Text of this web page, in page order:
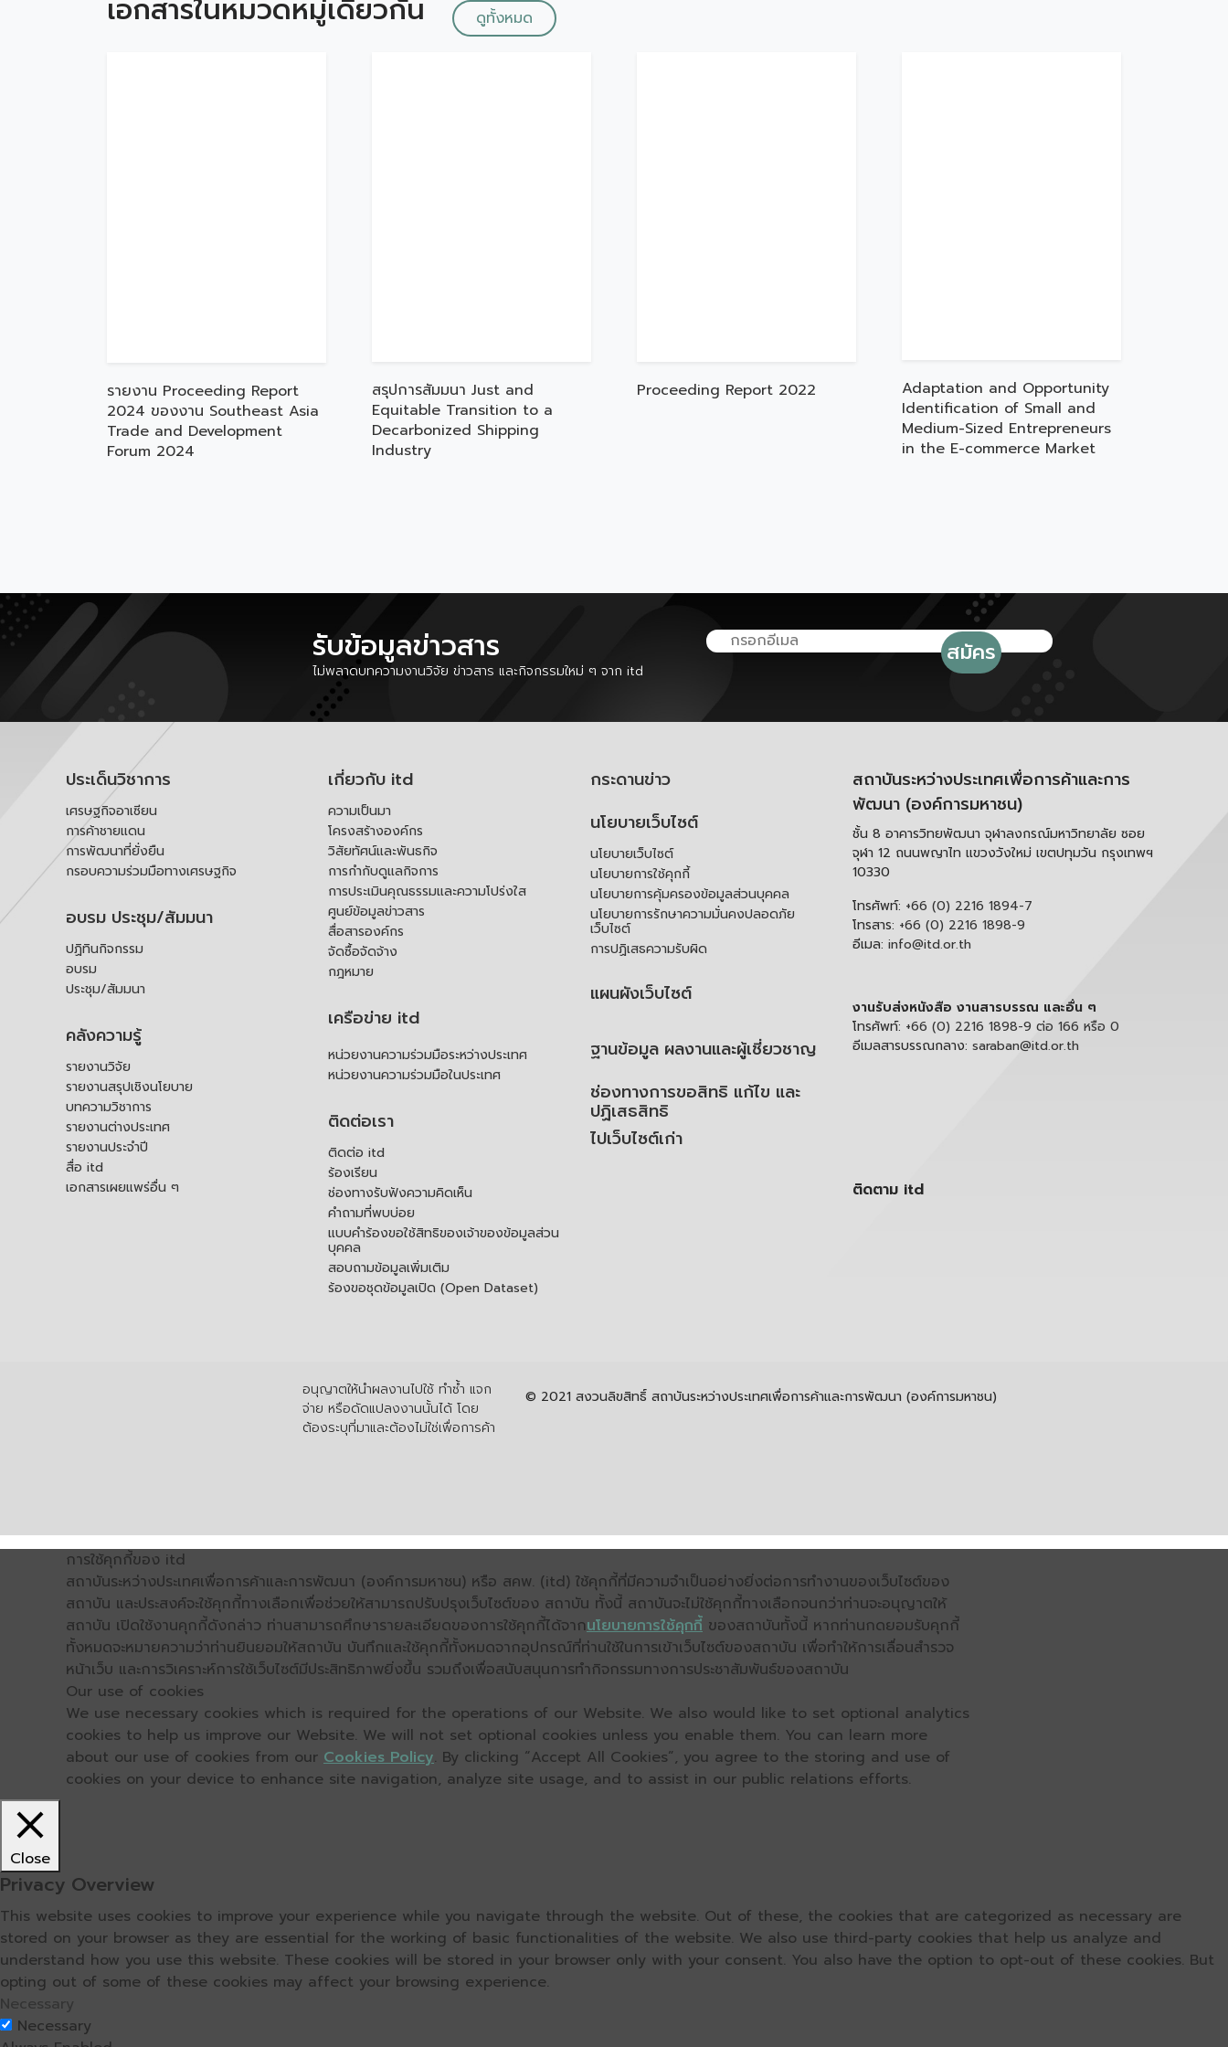
เอกสารในหมวดหมู่เดียวกัน ดูทั้งหมด
รายงาน Proceeding Report
2024 ของงาน Southeast Asia
Trade and Development
Forum 2024
สรุปการสัมมนา Just and
Equitable Transition to a
Decarbonized Shipping
Industry
Proceeding Report 2022
Adaptation and Opportunity
Identification of Small and
Medium-Sized Entrepreneurs
in the E-commerce Market
รับข้อมูลข่าวสาร
ไม่พลาดบทความงานวิจัย ข่าวสาร และกิจกรรมใหม่ ๆ จาก itd
ประเด็นวิชาการ
เศรษฐกิจอาเซียน
การค้าชายแดน
การพัฒนาที่ยั่งยืน
กรอบความร่วมมือทางเศรษฐกิจ
อบรม ประชุม/สัมมนา
ปฏิทินกิจกรรม
อบรม
ประชุม/สัมมนา
คลังความรู้
รายงานวิจัย
รายงานสรุปเชิงนโยบาย
บทความวิชาการ
รายงานต่างประเทศ
รายงานประจำปี
สื่อ itd
เอกสารเผยแพร่อื่น ๆ
เกี่ยวกับ itd
ความเป็นมา
โครงสร้างองค์กร
วิสัยทัศน์และพันธกิจ
การกำกับดูแลกิจการ
การประเมินคุณธรรมและความโปร่งใส
ศูนย์ข้อมูลข่าวสาร
สื่อสารองค์กร
จัดซื้อจัดจ้าง
กฎหมาย
เครือข่าย itd
หน่วยงานความร่วมมือระหว่างประเทศ
หน่วยงานความร่วมมือในประเทศ
ติดต่อเรา
ติดต่อ itd
ร้องเรียน
ช่องทางรับฟังความคิดเห็น
คำถามที่พบบ่อย
แบบคำร้องขอใช้สิทธิของเจ้าของข้อมูลส่วน
บุคคล
สอบถามข้อมูลเพิ่มเติม
ร้องขอชุดข้อมูลเปิด (Open Dataset)
กระดานข่าว
นโยบายเว็บไซต์
นโยบายเว็บไซต์
นโยบายการใช้คุกกี้
นโยบายการคุ้มครองข้อมูลส่วนบุคคล
นโยบายการรักษาความมั่นคงปลอดภัย
เว็บไซต์
การปฏิเสธความรับผิด
แผนผังเว็บไซต์
ฐานข้อมูล ผลงานและผู้เชี่ยวชาญ
ช่องทางการขอสิทธิ แก้ไข และ
ปฏิเสธสิทธิ
ไปเว็บไซต์เก่า
สถาบันระหว่างประเทศเพื่อการค้าและการ
พัฒนา (องค์การมหาชน)
ชั้น 8 อาคารวิทยพัฒนา จุฬาลงกรณ์มหาวิทยาลัย ซอย
จุฬา 12 ถนนพญาไท แขวงวังใหม่ เขตปทุมวัน กรุงเทพฯ
10330
โทรศัพท์: +66 (0) 2216 1894-7
โทรสาร: +66 (0) 2216 1898-9
อีเมล: info@itd.or.th
งานรับส่งหนังสือ งานสารบรรณ และอื่น ๆ
โทรศัพท์: +66 (0) 2216 1898-9 ต่อ 166 หรือ 0
อีเมลสารบรรณกลาง: saraban@itd.or.th
ติดตาม itd
อนุญาตให้นำผลงานไปใช้ ทำซ้ำ แจก
จ่าย หรือดัดแปลงงานนั้นได้ โดย
ต้องระบุที่มาและต้องไม่ใช่เพื่อการค้า
© 2021 สงวนลิขสิทธิ์ สถาบันระหว่างประเทศเพื่อการค้าและการพัฒนา (องค์การมหาชน)
การใช้คุกกี้ของ itd
สถาบันระหว่างประเทศเพื่อการค้าและการพัฒนา (องค์การมหาชน) หรือ สคพ. (itd) ใช้คุกกี้ที่มีความจำเป็นอย่างยิ่งต่อการทำงานของเว็บไซต์ของ
สถาบัน และประสงค์จะใช้คุกกี้ทางเลือกเพื่อช่วยให้สามารถปรับปรุงเว็บไซต์ของ สถาบัน ทั้งนี้ สถาบันจะไม่ใช้คุกกี้ทางเลือกจนกว่าท่านจะอนุญาตให้
สถาบัน เปิดใช้งานคุกกี้ดังกล่าว ท่านสามารถศึกษารายละเอียดของการใช้คุกกี้ได้จากนโยบายการใช้คุกกี้ ของสถาบันทั้งนี้ หากท่านกดยอมรับคุกกี้
ทั้งหมดจะหมายความว่าท่านยินยอมให้สถาบัน บันทึกและใช้คุกกี้ทั้งหมดจากอุปกรณ์ที่ท่านใช้ในการเข้าเว็บไซต์ของสถาบัน เพื่อทำให้การเลื่อนสำรวจ
หน้าเว็บ และการวิเคราะห์การใช้เว็บไซต์มีประสิทธิภาพยิ่งขึ้น รวมถึงเพื่อสนับสนุนการทำกิจกรรมทางการประชาสัมพันธ์ของสถาบัน
Our use of cookies
We use necessary cookies which is required for the operations of our Website. We also would like to set optional analytics
cookies to help us improve our Website. We will not set optional cookies unless you enable them. You can learn more
about our use of cookies from our Cookies Policy. By clicking “Accept All Cookies”, you agree to the storing and use of
cookies on your device to enhance site navigation, analyze site usage, and to assist in our public relations efforts.
Close
Privacy Overview
This website uses cookies to improve your experience while you navigate through the website. Out of these, the cookies that are categorized as necessary are
stored on your browser as they are essential for the working of basic functionalities of the website. We also use third-party cookies that help us analyze and
understand how you use this website. These cookies will be stored in your browser only with your consent. You also have the option to opt-out of these cookies. But
opting out of some of these cookies may affect your browsing experience.
Necessary
Necessary